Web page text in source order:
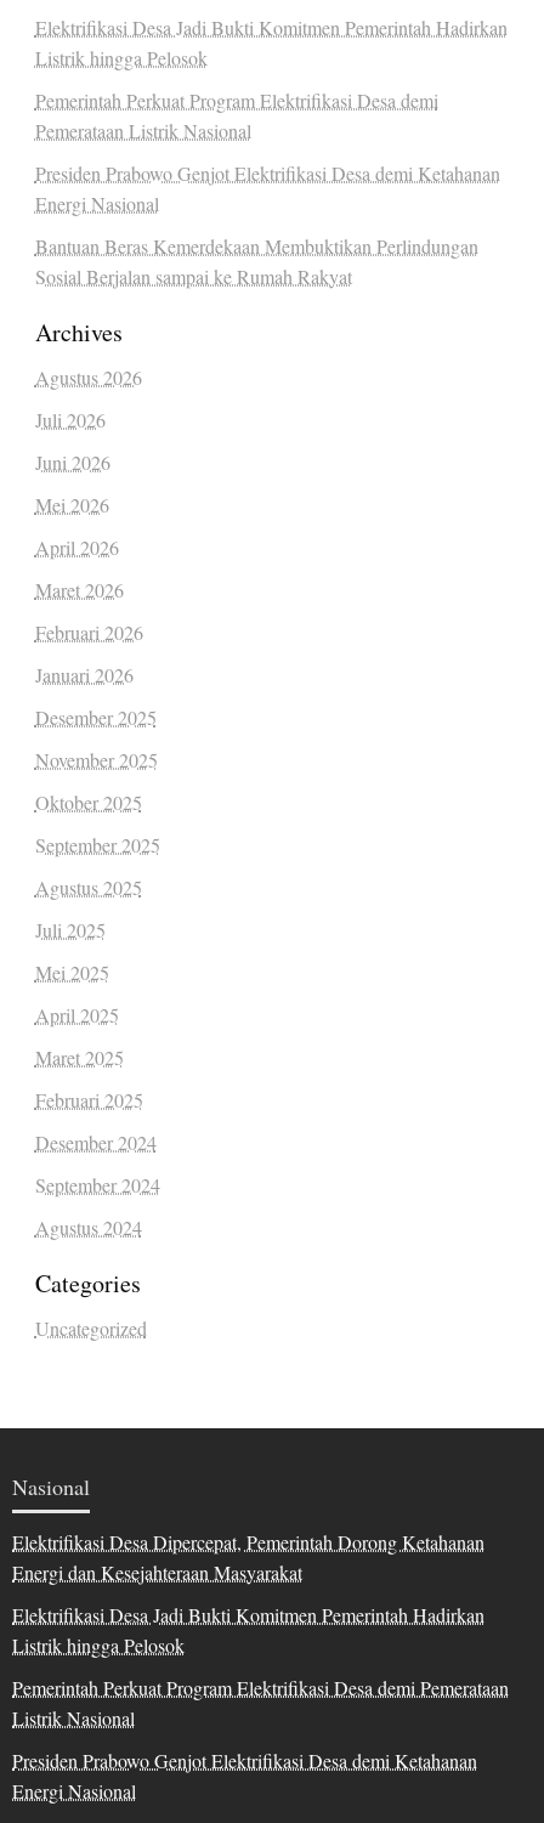
Elektrifikasi Desa Jadi Bukti Komitmen Pemerintah Hadirkan
Listrik hingga Pelosok
Pemerintah Perkuat Program Elektrifikasi Desa demi
Pemerataan Listrik Nasional
Presiden Prabowo Genjot Elektrifikasi Desa demi Ketahanan
Energi Nasional
Bantuan Beras Kemerdekaan Membuktikan Perlindungan
Sosial Berjalan sampai ke Rumah Rakyat
Archives
Agustus 2026
Juli 2026
Juni 2026
Mei 2026
April 2026
Maret 2026
Februari 2026
Januari 2026
Desember 2025
November 2025
Oktober 2025
September 2025
Agustus 2025
Juli 2025
Mei 2025
April 2025
Maret 2025
Februari 2025
Desember 2024
September 2024
Agustus 2024
Categories
Uncategorized
Nasional
Elektrifikasi Desa Dipercepat, Pemerintah Dorong Ketahanan
Energi dan Kesejahteraan Masyarakat
Elektrifikasi Desa Jadi Bukti Komitmen Pemerintah Hadirkan
Listrik hingga Pelosok
Pemerintah Perkuat Program Elektrifikasi Desa demi Pemerataan
Listrik Nasional
Presiden Prabowo Genjot Elektrifikasi Desa demi Ketahanan
Energi Nasional